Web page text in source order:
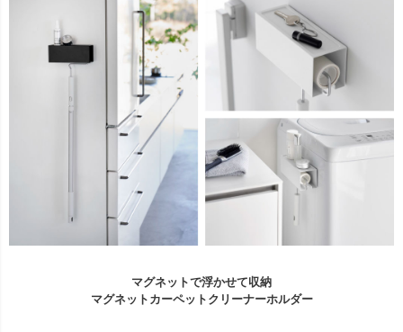
マグネットで浮かせて収納
マグネットカーペットクリーナーホルダー